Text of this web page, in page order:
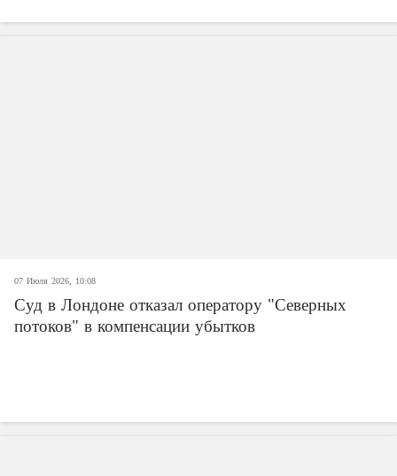
07 Июля 2026, 10:08
Суд в Лондоне отказал оператору "Северных
потоков" в компенсации убытков